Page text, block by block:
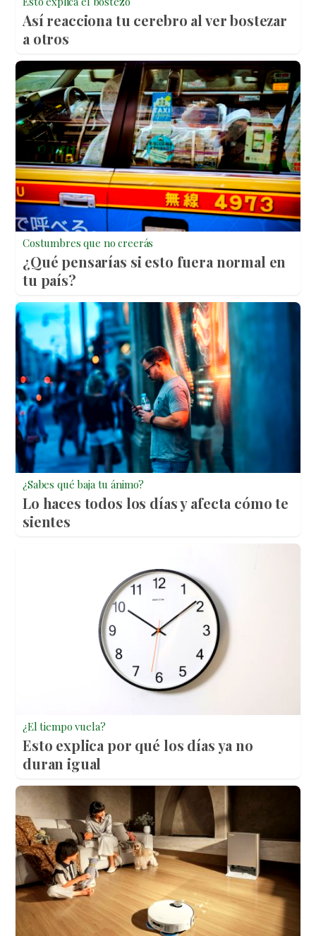
Así reacciona tu cerebro al ver bostezar
a otros
Costumbres que no creerás
¿Qué pensarías si esto fuera normal en
tu país?
¿Sabes qué baja tu ánimo?
Lo haces todos los días y afecta cómo te
sientes
¿El tiempo vuela?
Esto explica por qué los días ya no
duran igual